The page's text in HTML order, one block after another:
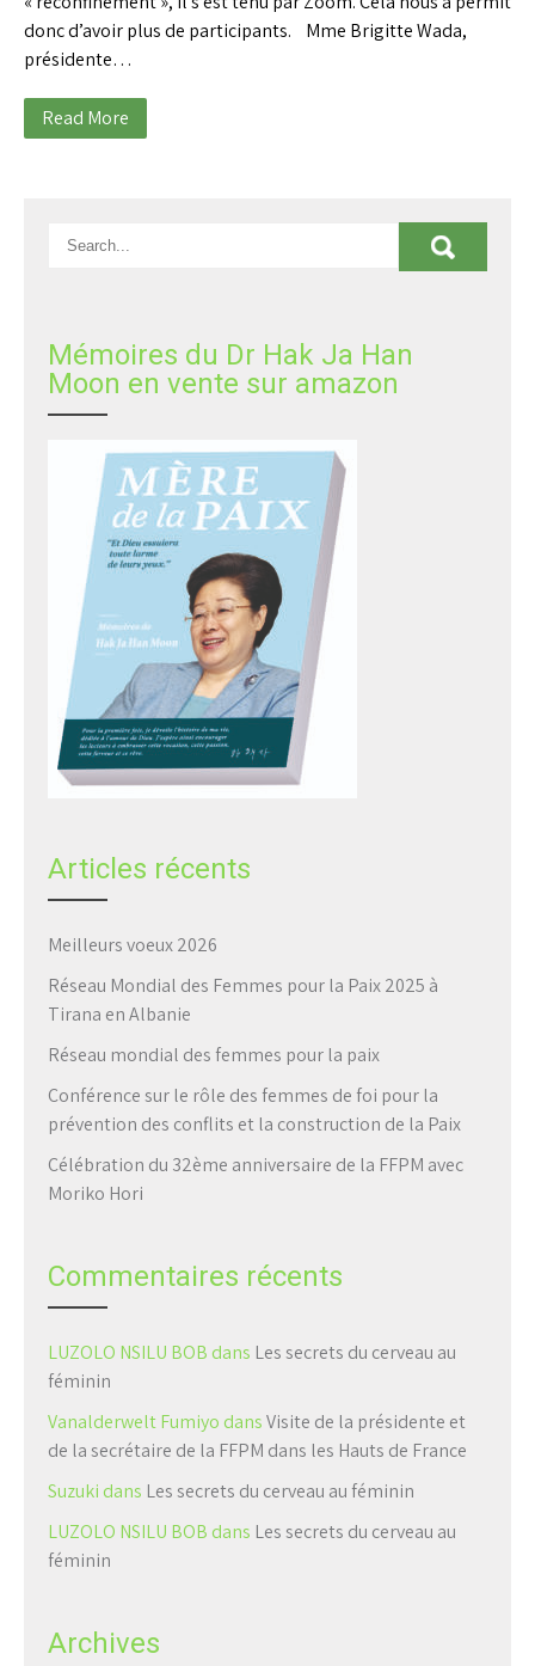
donc d’avoir plus de participants. Mme Brigitte Wada,
présidente…
Read More
Mémoires du Dr Hak Ja Han
Moon en vente sur amazon
Articles récents
Meilleurs voeux 2026
Réseau Mondial des Femmes pour la Paix 2025 à
Tirana en Albanie
Réseau mondial des femmes pour la paix
Conférence sur le rôle des femmes de foi pour la
prévention des conflits et la construction de la Paix
Célébration du 32ème anniversaire de la FFPM avec
Moriko Hori
Commentaires récents
LUZOLO NSILU BOB dans Les secrets du cerveau au
féminin
Vanalderwelt Fumiyo dansVisite de la présidente et
de la secrétaire de la FFPM dans les Hauts de France
Suzuki dans Les secrets du cerveau au féminin
LUZOLO NSILU BOB dans Les secrets du cerveau au
féminin
Archives